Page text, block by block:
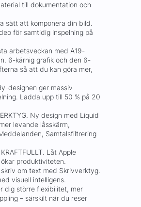
till dokumentation och
sätt att komponera din bild.
för samtidig inspelning på
arbetsveckan med A19-
6-kärnig grafik och den 6-
så att du kan göra mer,
designen ger massiv
Ladda upp till 50 % på 20
Ny design med Liquid
levande låsskärm,
Samtalsfiltrering
Låt Apple
produktiviteten.
om text med Skrivverktyg.
visuell intelligens.
dig större flexibilitet, mer
– särskilt när du reser